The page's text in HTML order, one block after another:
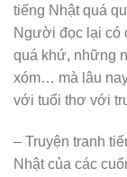
tiếng Nhật quá
Người đọc lại có
quá khứ, những
xóm… mà lâu
với tuổi thơ với
– Truyện tranh
Nhật của các